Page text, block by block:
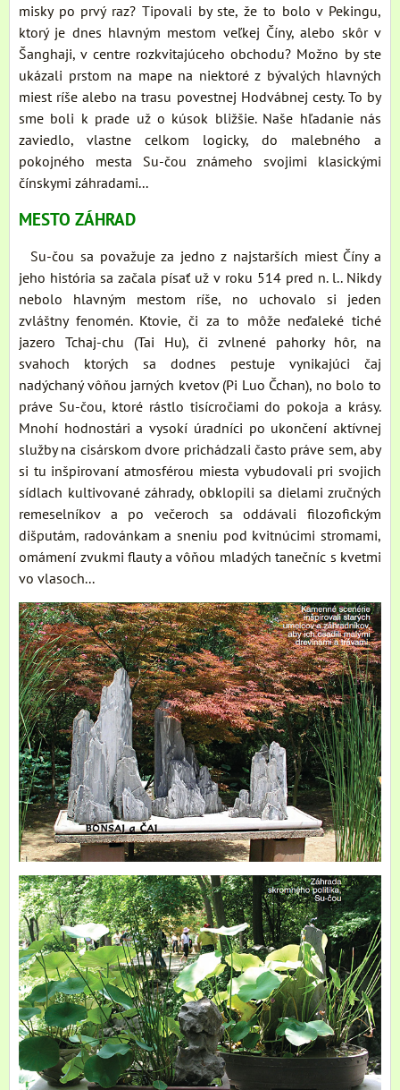
misky po prvý raz? Tipovali by ste, že to bolo v Pekingu,
ktorý je dnes hlavným mestom veľkej Číny, alebo skôr v
Šanghaji, v centre rozkvitajúceho obchodu? Možno by ste
ukázali prstom na mape na niektoré z bývalých hlavných
miest ríše alebo na trasu povestnej Hodvábnej cesty. To by
sme boli k prade už o kúsok bližšie. Naše hľadanie nás
zaviedlo, vlastne celkom logicky, do malebného a
pokojného mesta Su-čou známeho svojimi klasickými
čínskymi záhradami...
MESTO ZÁHRAD
Su-čou sa považuje za jedno z najstarších miest Číny a
jeho história sa začala písať už v roku 514 pred n. l.. Nikdy
nebolo hlavným mestom ríše, no uchovalo si jeden
zvláštny fenomén. Ktovie, či za to môže neďaleké tiché
jazero Tchaj-chu (Tai Hu), či zvlnené pahorky hôr, na
svahoch ktorých sa dodnes pestuje vynikajúci čaj
nadýchaný vôňou jarných kvetov (Pi Luo Čchan), no bolo to
práve Su-čou, ktoré rástlo tisícročiami do pokoja a krásy.
Mnohí hodnostári a vysokí úradníci po ukončení aktívnej
služby na cisárskom dvore prichádzali často práve sem, aby
si tu inšpirovaní atmosférou miesta vybudovali pri svojich
sídlach kultivované záhrady, obklopili sa dielami zručných
remeselníkov a po večeroch sa oddávali filozofickým
dišputám, radovánkam a sneniu pod kvitnúcimi stromami,
omámení zvukmi flauty a vôňou mladých tanečníc s kvetmi
vo vlasoch...